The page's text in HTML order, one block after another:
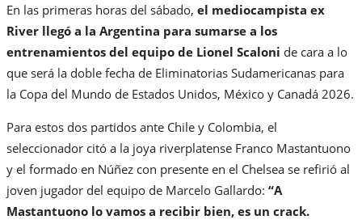
En las primeras horas del sábado, el mediocampista ex
River llegó a la Argentina para sumarse a los
entrenamientos del equipo de Lionel Scaloni de cara a lo
que será la doble fecha de Eliminatorias Sudamericanas para
la Copa del Mundo de Estados Unidos, México y Canadá 2026.
Para estos dos partidos ante Chile y Colombia, el
seleccionador citó a la joya riverplatense Franco Mastantuono
y el formado en Núñez con presente en el Chelsea se refirió al
joven jugador del equipo de Marcelo Gallardo: “A
Mastantuono lo vamos a recibir bien, es un crack.